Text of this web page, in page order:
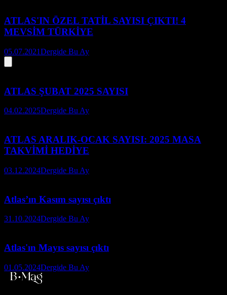
ATLAS'IN ÖZEL TATİL SAYISI ÇIKTI! 4
MEVSİM TÜRKİYE
05.07.2021Dergide Bu Ay
ATLAS ŞUBAT 2025 SAYISI
04.02.2025Dergide Bu Ay
ATLAS ARALIK-OCAK SAYISI: 2025 MASA
TAKVİMİ HEDİYE
03.12.2024Dergide Bu Ay
Atlas’ın Kasım sayısı çıktı
31.10.2024Dergide Bu Ay
Atlas'ın Mayıs sayısı çıktı
01.05.2024Dergide Bu Ay